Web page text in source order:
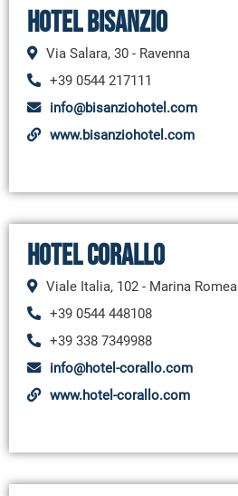
Hotel Bisanzio
Via Salara, 30 - Ravenna
+39 0544 217111
info@bisanziohotel.com
www.bisanziohotel.com
Hotel Corallo
Viale Italia, 102 - Marina Romea
+39 0544 448108
+39 338 7349988
info@hotel-corallo.com
www.hotel-corallo.com